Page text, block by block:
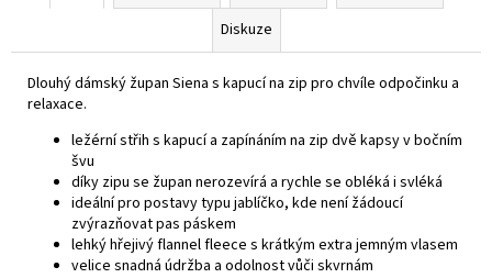
Diskuze
Dlouhý dámský župan Siena s kapucí na zip pro chvíle odpočinku a
relaxace.
ležérní střih s kapucí a zapínáním na zip dvě kapsy v bočním
švu
díky zipu se župan nerozevírá a rychle se obléká i svléká
ideální pro postavy typu jablíčko, kde není žádoucí
zvýrazňovat pas páskem
lehký hřejivý flannel fleece s krátkým extra jemným vlasem
velice snadná údržba a odolnost vůči skvrnám